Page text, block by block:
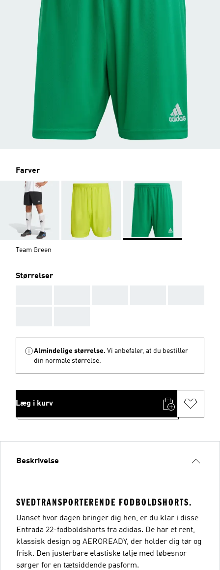
Farver
Team Green
Størrelser
Almindelige størrelse. Vi anbefaler, at du bestiller
din normale størrelse.
Læg i kurv
Beskrivelse
SVEDTRANSPORTERENDE FODBOLDSHORTS.
Uanset hvor dagen bringer dig hen, er du klar i disse
Entrada 22-fodboldshorts fra adidas. De har et rent,
klassisk design og AEROREADY, der holder dig tør og
frisk. Den justerbare elastiske talje med løbesnor
sørger for en tætsiddende pasform.